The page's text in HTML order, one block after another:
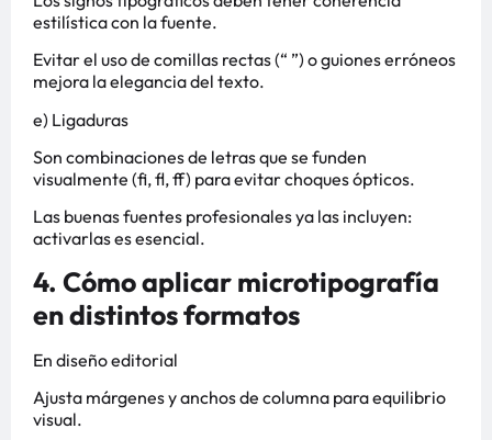
estilística con la fuente.
Evitar el uso de comillas rectas (“ ”) o guiones erróneos
mejora la elegancia del texto.
e) Ligaduras
Son combinaciones de letras que se funden
visualmente (fi, fl, ff) para evitar choques ópticos.
Las buenas fuentes profesionales ya las incluyen:
activarlas es esencial.
4. Cómo aplicar microtipografía
en distintos formatos
En diseño editorial
Ajusta márgenes y anchos de columna para equilibrio
visual.